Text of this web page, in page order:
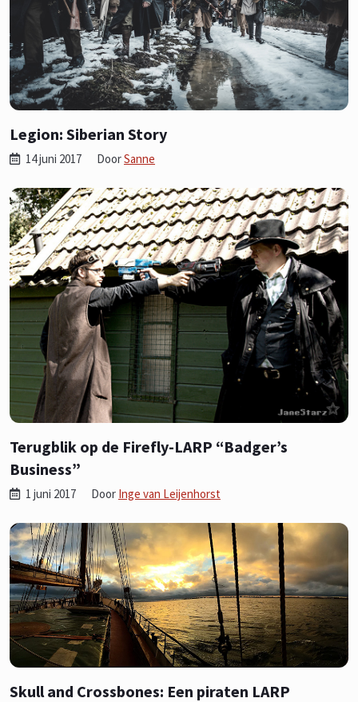
Legion: Siberian Story
14 juni 2017 DoorSanne
Terugblik op de Firefly-LARP “Badger’s
Business”
1 juni 2017 Door Inge van Leijenhorst
Skull and Crossbones: Een piraten LARP